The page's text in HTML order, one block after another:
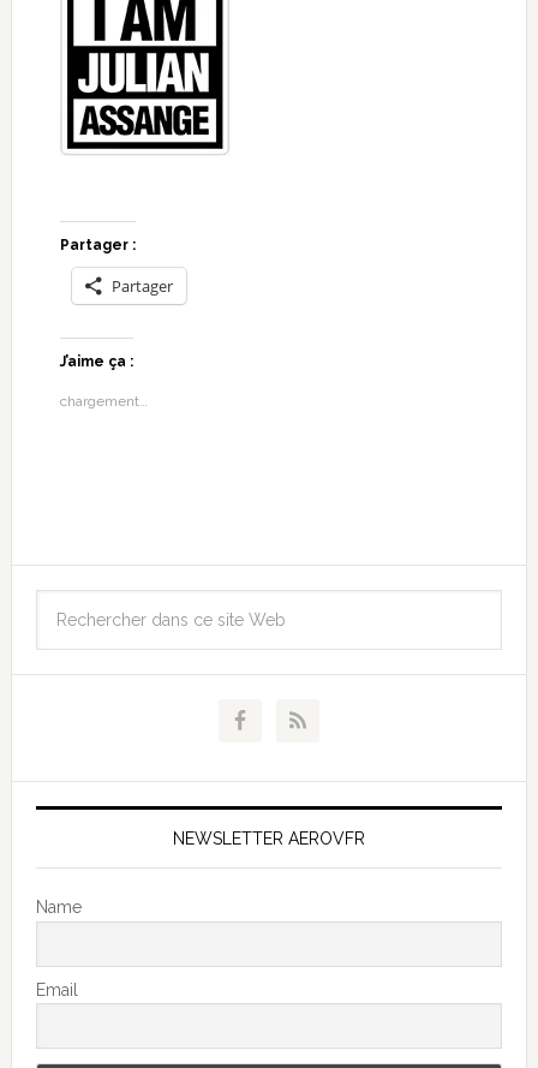
Partager :
Partager
J’aime ça :
chargement…
NEWSLETTER AEROVFR
Name
Email